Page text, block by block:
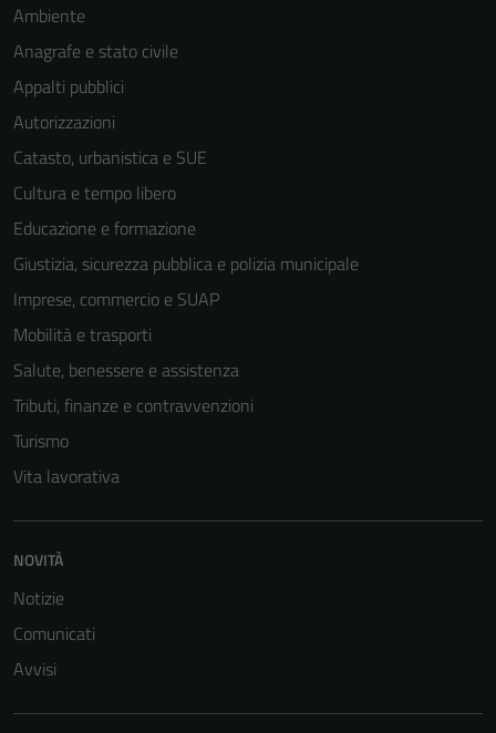
Ambiente
Anagrafe e stato civile
Appalti pubblici
Autorizzazioni
Catasto, urbanistica e SUE
Cultura e tempo libero
Educazione e formazione
Giustizia, sicurezza pubblica e polizia municipale
Imprese, commercio e SUAP
Mobilità e trasporti
Salute, benessere e assistenza
Tributi, finanze e contravvenzioni
Turismo
Vita lavorativa
NOVITÀ
Notizie
Comunicati
Avvisi